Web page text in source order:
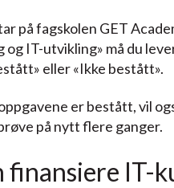
på fagskolen GET
og IT-utvikling» må du
eller «Ikke bestått».
er bestått, vil
på nytt flere ganger.
finansiere IT-